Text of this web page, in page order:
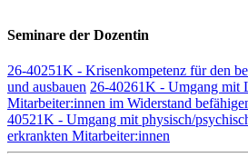
Seminare der Dozentin
26-40251K - Krisenkompetenz für den
und ausbauen 26-40261K - Umgang mit
Mitarbeiter:innen im Widerstand
40521K - Umgang mit physisch/
erkrankten Mitarbeiter:innen